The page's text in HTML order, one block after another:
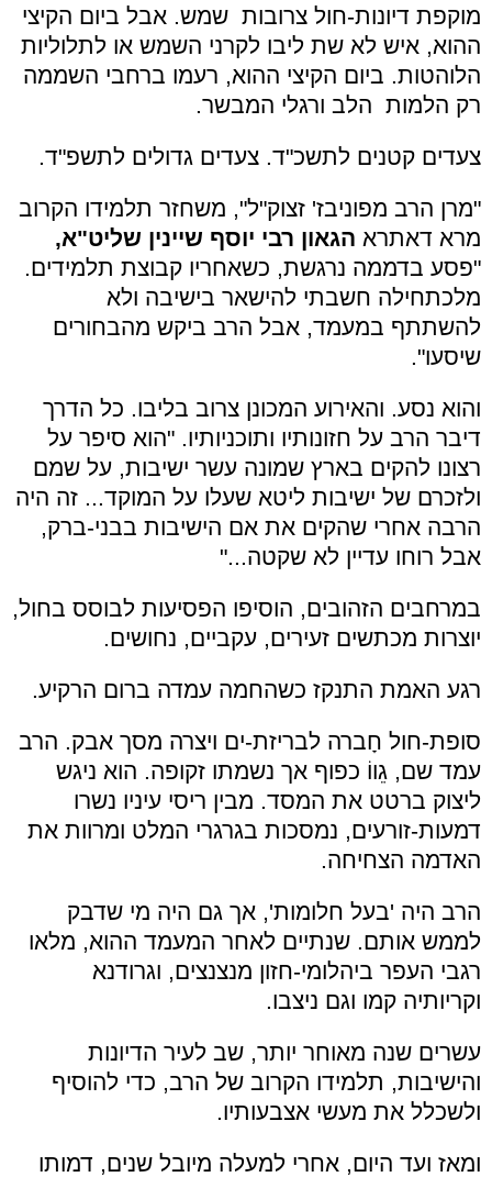
מוקפת דיונות-חול צרובות שמש. אבל ביום הקיצי
ההוא, איש לא שת ליבו לקרני השמש או לתלוליות
הלוהטות. ביום הקיצי ההוא, רעמו ברחבי השממה
רק הלמות הלב ורגלי המבשר.
צעדים קטנים לתשכ"ד. צעדים גדולים לתשפ"ד.
"מרן הרב מפוניבז' זצוק"ל", משחזר תלמידו הקרוב
מרא דאתרא הגאון רבי יוסף שיינין שליט"א,
"פסע בדממה נרגשת, כשאחריו קבוצת תלמידים.
מלכתחילה חשבתי להישאר בישיבה ולא
להשתתף במעמד, אבל הרב ביקש מהבחורים
שיסעו".
והוא נסע. והאירוע המכונן צרוב בליבו. כל הדרך
דיבר הרב על חזונותיו ותוכניותיו. "הוא סיפר על
רצונו להקים בארץ שמונה עשר ישיבות, על שמם
ולזכרם של ישיבות ליטא שעלו על המוקד... זה היה
הרבה אחרי שהקים את אם הישיבות בבני-ברק,
אבל רוחו עדיין לא שקטה..."
במרחבים הזהובים, הוסיפו הפסיעות לבוסס בחול,
יוצרות מכתשים זעירים, עקביים, נחושים.
רגע האמת התנקז כשהחמה עמדה ברום הרקיע.
סופת-חול חָברה לבריזת-ים ויצרה מסך אבק. הרב
עמד שם, גֵווֹ כפוף אך נשמתו זקופה. הוא ניגש
ליצוק ברטט את המסד. מבין ריסי עיניו נשרו
דמעות-זורעים, נמסכות בגרגרי המלט ומרוות את
האדמה הצחיחה.
הרב היה 'בעל חלומות', אך גם היה מי שדבק
לממש אותם. שנתיים לאחר המעמד ההוא, מלאו
רגבי העפר ביהלומי-חזון מנצנצים, וגרודנא
וקריותיה קמו וגם ניצבו.
עשרים שנה מאוחר יותר, שב לעיר הדיונות
והישיבות, תלמידו הקרוב של הרב, כדי להוסיף
ולשכלל את מעשי אצבעותיו.
ומאז ועד היום, אחרי למעלה מיובל שנים, דמותו